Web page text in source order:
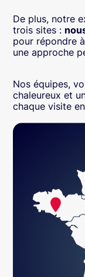
De plus, notre
trois sites :
pour répondre
une approche
Nos équipes,
chaleureux et
chaque visite